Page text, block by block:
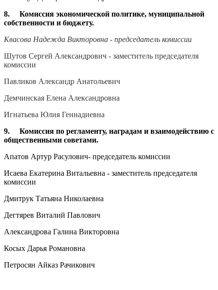
8. Комиссия экономической политике, муниципальной
собственности и бюджету.
Квасова Надежда Викторовна - председатель комиссии
Шутов Сергей Александрович - заместитель председателя
комиссии
Павликов Александр Анатольевич
Демчинская Елена Александровна
Игнатьева Юлия Геннадиевна
9. Комиссия по регламенту, наградам и взаимодействию с
общественными советами.
Апатов Артур Расулович- председатель комиссии
Исаева Екатерина Витальевна - заместитель председателя
комиссии
Дмитрук Татьяна Николаевна
Дегтярев Виталий Павлович
Александрова Галина Викторовна
Косых Дарья Романовна
Петросян Айказ Рачикович